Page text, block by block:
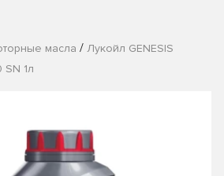
масла / Лукойл GENESIS
SN 1л